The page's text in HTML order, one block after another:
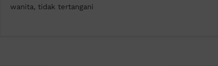
wanita, tidak tertangani